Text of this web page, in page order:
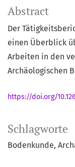
Schlagworte
Bodenkunde
Abstract
Der
einen Überblick
Arbeiten in den
Archäologischen
https://doi.org/